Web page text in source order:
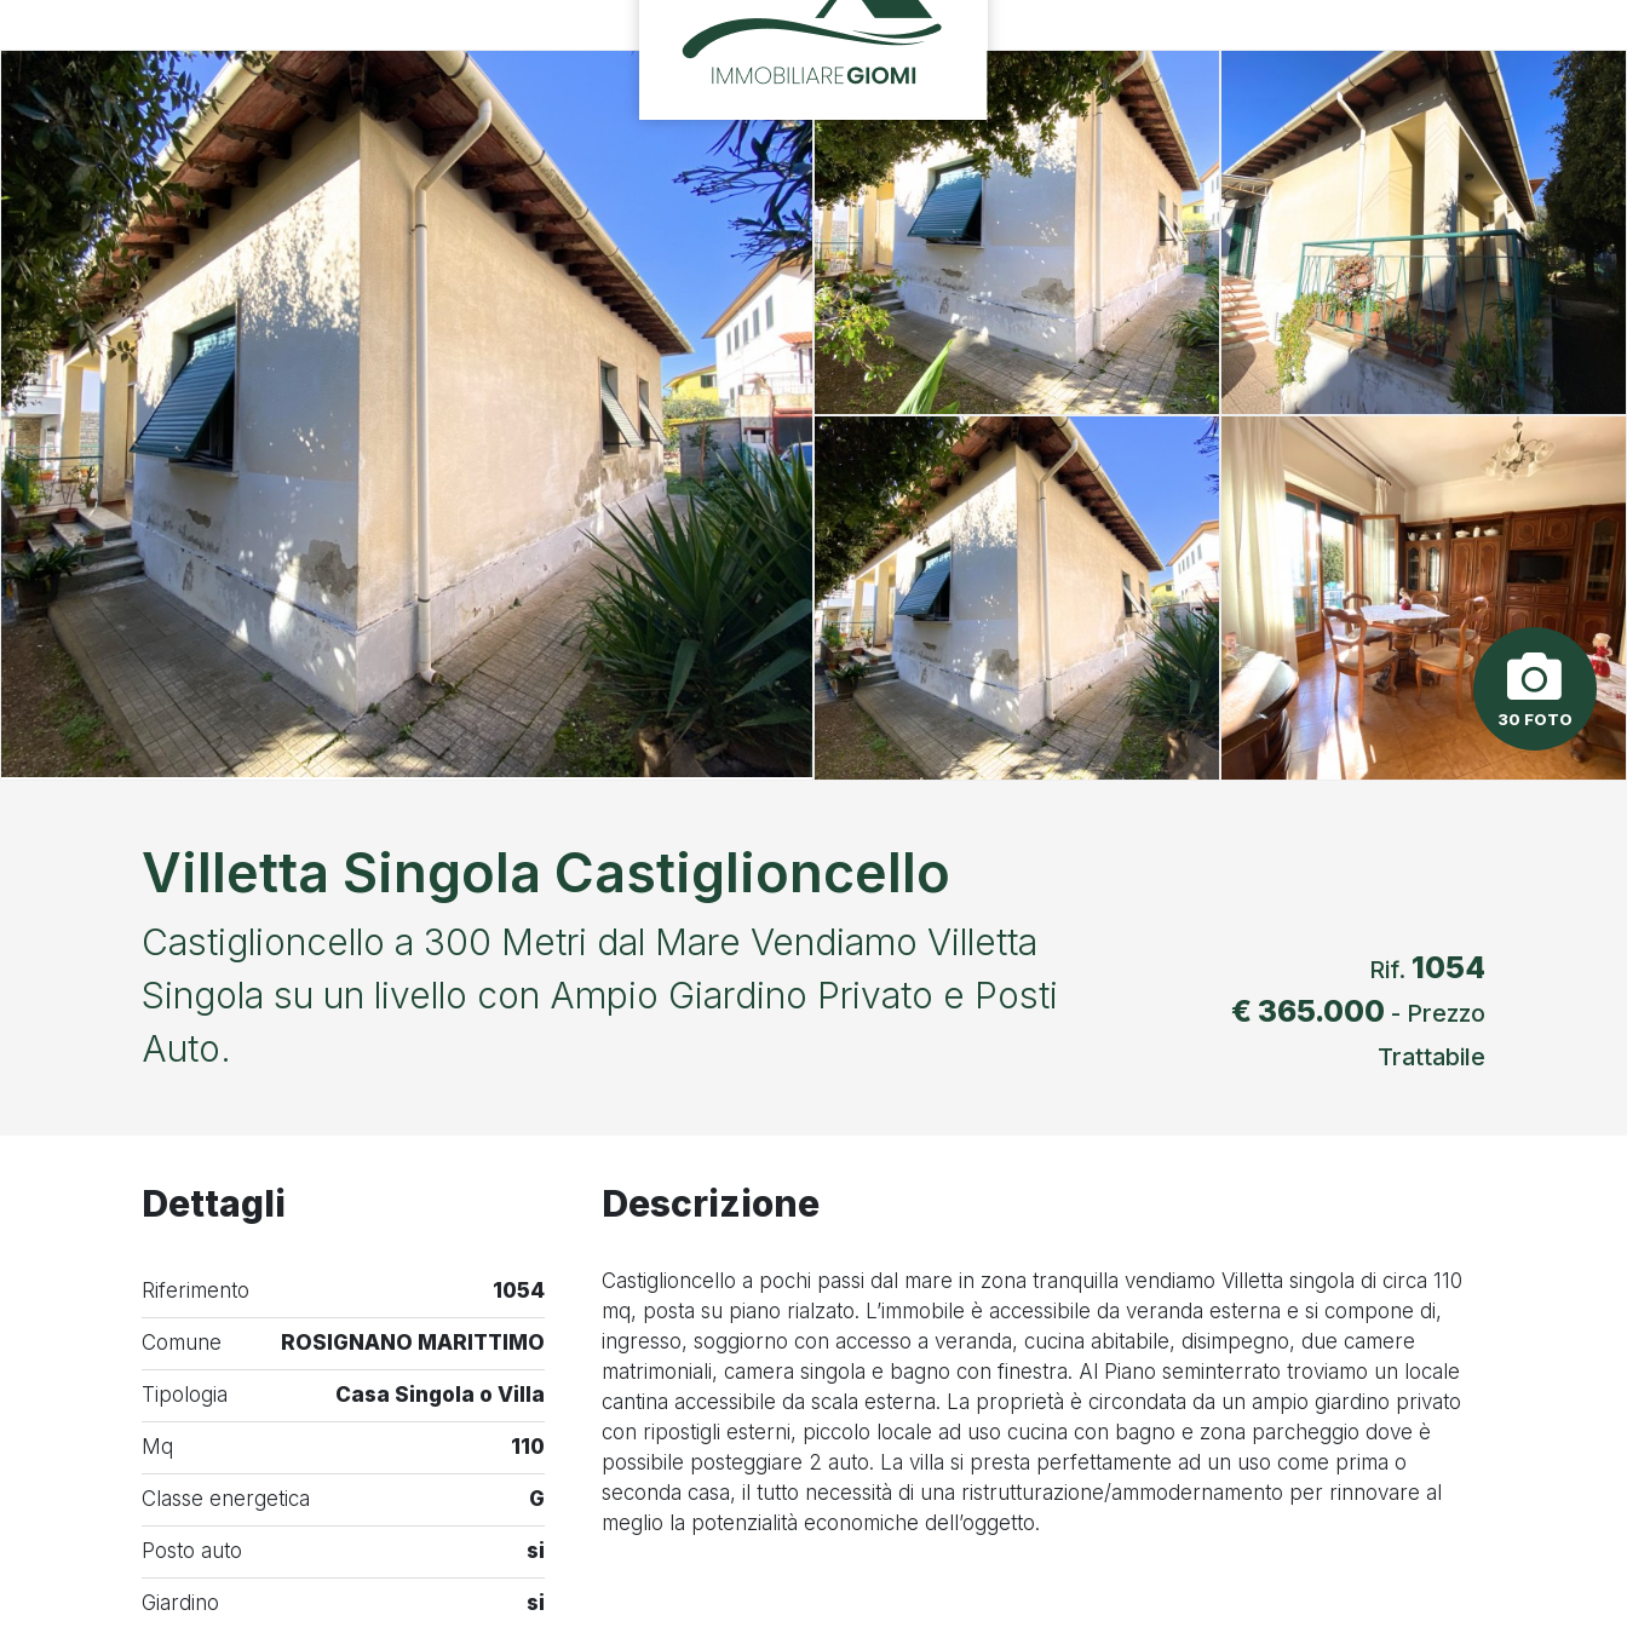
30 FOTO
Villetta Singola Castiglioncello
Castiglioncello a 300 Metri dal Mare Vendiamo Villetta
Singola su un livello con Ampio Giardino Privato e Posti
Auto.
Rif. 1054
€ 365.000 - Prezzo
Trattabile
Dettagli
Riferimento 1054
Comune ROSIGNANO MARITTIMO
Tipologia Casa Singola o Villa
Mq 110
Classe energetica G
Posto auto si
Giardino si
Descrizione
Castiglioncello a pochi passi dal mare in zona tranquilla vendiamo Villetta singola di circa 110
mq, posta su piano rialzato. L’immobile è accessibile da veranda esterna e si compone di,
ingresso, soggiorno con accesso a veranda, cucina abitabile, disimpegno, due camere
matrimoniali, camera singola e bagno con finestra. Al Piano seminterrato troviamo un locale
cantina accessibile da scala esterna. La proprietà è circondata da un ampio giardino privato
con ripostigli esterni, piccolo locale ad uso cucina con bagno e zona parcheggio dove è
possibile posteggiare 2 auto. La villa si presta perfettamente ad un uso come prima o
seconda casa, il tutto necessità di una ristrutturazione/ammodernamento per rinnovare al
meglio la potenzialità economiche dell’oggetto.